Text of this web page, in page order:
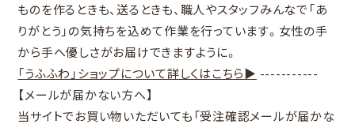
ものを作るときも、送るときも、職人やスタッフみんなで「あ
りがとう」の気持ちを込めて作業を行っています。女性の手
から手へ優しさがお届けできますように。
「うふふわ」ショップについて詳しくはこちら▶ -----------
【メールが届かない方へ】
当サイトでお買い物いただいても「受注確認メールが届かな